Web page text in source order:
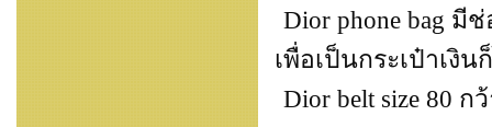
Dior phone bag
เพื่อเป็นกระเป๋าเงิน
Dior belt size 80 ก